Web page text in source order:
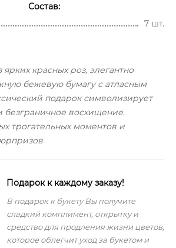
Состав:
7 шт.
красных роз, элегантно
бежевую бумагу с атласным
подарок символизирует
безграничное восхищение.
трогательных моментов и
Подарок к каждому заказу!
В подарок к букету Вы получите
сладкий комплимент, открытку и
средство для продления жизни цветов,
которое облегчит уход за букетом и